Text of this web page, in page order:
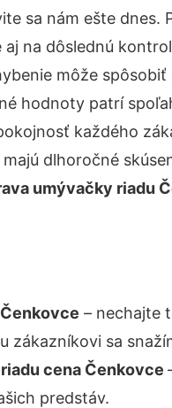
sa nám ešte dnes.
na dôslednú
môže
hodnoty patrí
každého
dlhoročné
umývačky riadu
– nechajte
zákazníkovi sa
cena Čenkovce
predstáv.